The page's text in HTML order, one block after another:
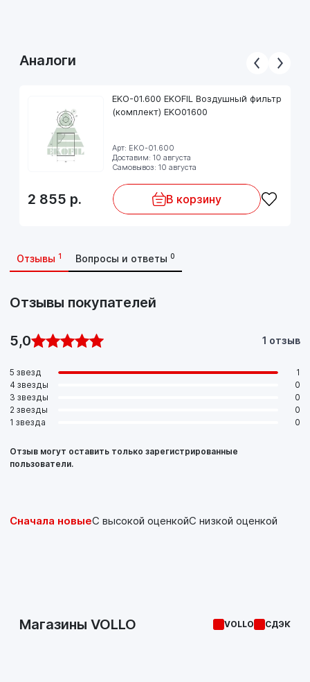
Аналоги
EKO-01.600 EKOFIL Воздушный фильтр
(комплект) EKO01600
Арт: EKO-01.600
Доставим: 10 августа
Самовывоз: 10 августа
2 855 р. В корзину
Отзывы 1 Вопросы и ответы 0
Отзывы покупателей
5,0 1 отзыв
5 звезд
1
4 звезды
0
3 звезды
0
2 звезды
0
1 звезда
0
Отзыв могут оставить только зарегистрированные
пользователи.
Сначала новыеС высокой оценкойС низкой оценкой
Магазины VOLLO VOLLO СДЭК